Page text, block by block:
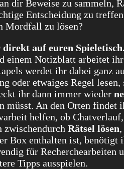
dir Beweise zu sammeln,
Entscheidung zu
Mordfall zu lösen?
auf euren Spieletisch.
einem Notizblatt arbeitet
werdet ihr dabei ganz
oder etwaiges Regel
ihr dann immer wieder
müsst. An den Orten findet
helfen, ob
zwischendurch Rätsel lösen
Box enthalten ist, benötigt
für Recherchearbeiten
Tipps ausspielen.